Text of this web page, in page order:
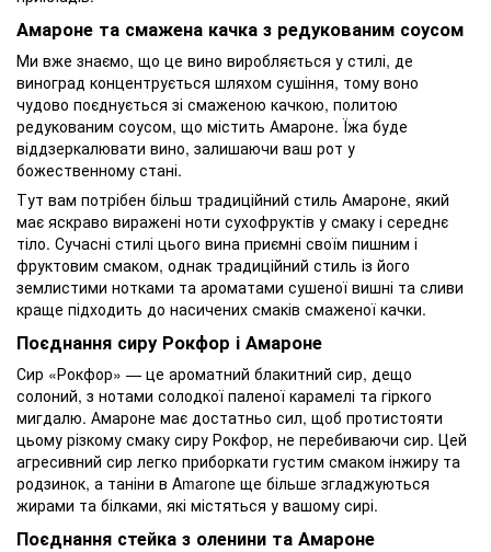
Амароне та смажена качка з редукованим соусом
Ми вже знаємо, що це вино виробляється у стилі, де
виноград концентрується шляхом сушіння, тому воно
чудово поєднується зі смаженою качкою, политою
редукованим соусом, що містить Амароне. Їжа буде
віддзеркалювати вино, залишаючи ваш рот у
божественному стані.
Тут вам потрібен більш традиційний стиль Амароне, який
має яскраво виражені ноти сухофруктів у смаку і середнє
тіло. Сучасні стилі цього вина приємні своїм пишним і
фруктовим смаком, однак традиційний стиль із його
землистими нотками та ароматами сушеної вишні та сливи
краще підходить до насичених смаків смаженої качки.
Поєднання сиру Рокфор і Амароне
Сир «Рокфор» — це ароматний блакитний сир, дещо
солоний, з нотами солодкої паленої карамелі та гіркого
мигдалю. Амароне має достатньо сил, щоб протистояти
цьому різкому смаку сиру Рокфор, не перебиваючи сир. Цей
агресивний сир легко приборкати густим смаком інжиру та
родзинок, а таніни в Amarone ще більше згладжуються
жирами та білками, які містяться у вашому сирі.
Поєднання стейка з оленини та Амароне